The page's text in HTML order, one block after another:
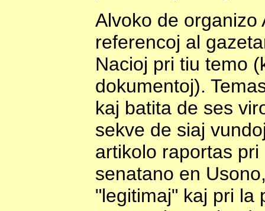
Alvoko de organizo
referencoj al
Nacioj pri tiu temo
dokumentoj).
kaj batita de ses
sekve de siaj
artikolo raportas
senatano en
"legitimaj" kaj pri la